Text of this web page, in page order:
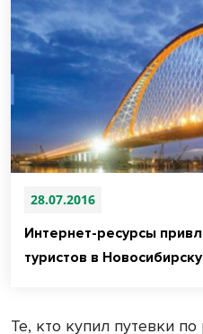
28.07.2016
Интернет-ресурсы
туристов в
Те, кто купил путевки